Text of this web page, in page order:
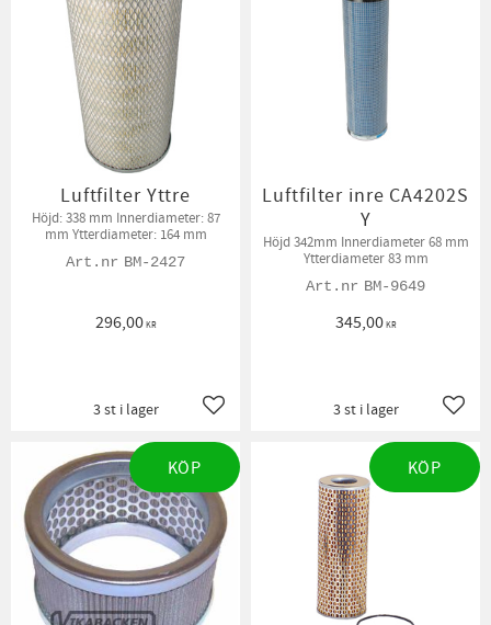
Luftfilter Yttre
Höjd: 338 mm Innerdiameter: 87
mm Ytterdiameter: 164 mm
BM-2427
296,00KR
Lägg till i favoriter
3 st i lager
Luftfilter inre CA4202S
Y
Höjd 342mm Innerdiameter 68 mm
Ytterdiameter 83 mm
BM-9649
345,00KR
3 st i lager
KÖP KÖP